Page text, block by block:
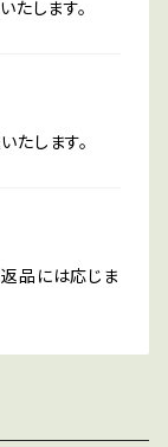
たします。
します。
品には応じま